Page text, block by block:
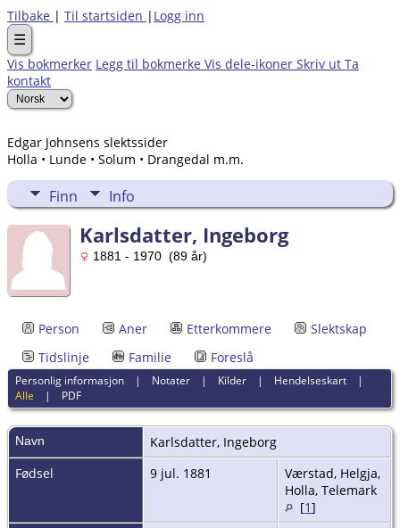
Tilbake | Til startsiden | Logg inn
☰
Vis bokmerker Legg til bokmerke Vis dele-ikoner Skriv ut Ta
kontakt
Edgar Johnsens slektssider
Holla • Lunde • Solum • Drangedal m.m.
Finn Info
Karlsdatter, Ingeborg
1881 - 1970 (89 år)
Person Aner Etterkommere
Slektskap
Tidslinje
Familie Foreslå
Personlig informasjon | Notater | Kilder | Hendelseskart |
Alle | PDF
Navn Karlsdatter, Ingeborg
Fødsel
9 jul. 1881
Værstad, Helgja,
Holla, Telemark
[1]